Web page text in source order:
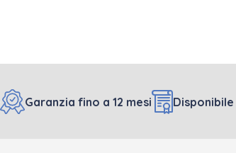
Garanzia fino a 12 mesi